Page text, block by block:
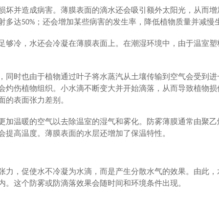
坏并造成病害。薄膜表面的滴水还会吸引额外太阳光，从而
多达50%；还会增加某些病害的发生率，降低植物质量并减慢
够冷，水还会冷凝在薄膜表面上。在潮湿环境中，由于温室
同时也由于植物通过叶子将水蒸汽从土壤传输到空气会受到
灼伤植物组织。小水滴不断变大并开始滴落，从而导致植物
的表面张力差别。
加温暖的空气以去除温室的湿气和雾化。防雾薄膜通常由聚
高温度。薄膜表面的水层还增加了保温特性。
力，促使水不冷凝为水滴，而是产生分散水气的效果。由此
这个防雾或防滴落效果会随时间和环境条件出现。